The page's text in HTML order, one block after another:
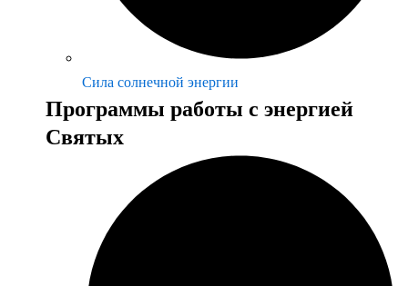
Сила солнечной энергии
Программы работы с энергией
Святых